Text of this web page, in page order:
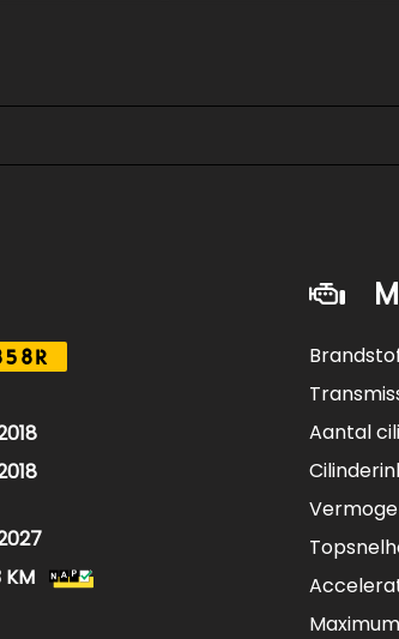
BMW onderhoudshistorie en
om deze BMW te komen bekijken
bieden ben ik op afspraak geopend ook
KM
Aantal